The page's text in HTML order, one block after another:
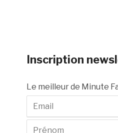
Inscription
Le meilleur de Minute